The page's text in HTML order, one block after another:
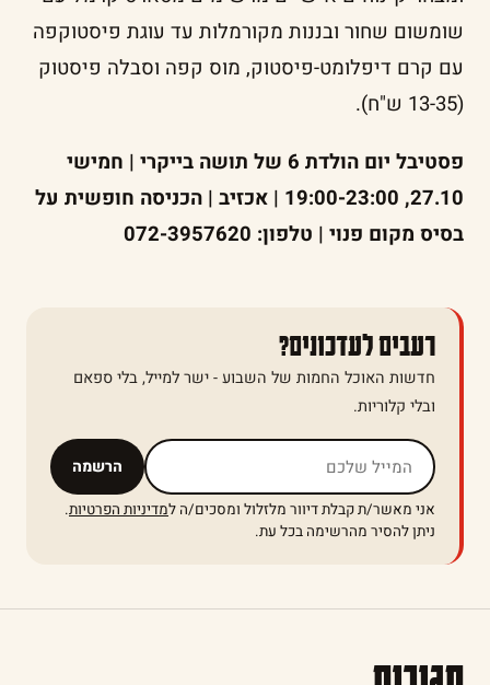
שומשום שחור ובננות מקורמלות עד עוגת פיסטוקפה
עם קרם דיפלומט-פיסטוק, מוס קפה וסבלה פיסטוק
(13-35 ש"ח).
פסטיבל יום הולדת 6 של תושה בייקרי | חמישי
27.10, 19:00-23:00 | אכזיב | הכניסה חופשית על
בסיס מקום פנוי | טלפון: 072-3957620
רעבים לעדכונים?
חדשות האוכל החמות של השבוע - ישר למייל, בלי ספאם
ובלי קלוריות.
הרשמה אל תמלאו שדה זה
אני מאשר/ת קבלת דיוור מלזלול ומסכים/ה למדיניות הפרטיות.
ניתן להסיר מהרשימה בכל עת.